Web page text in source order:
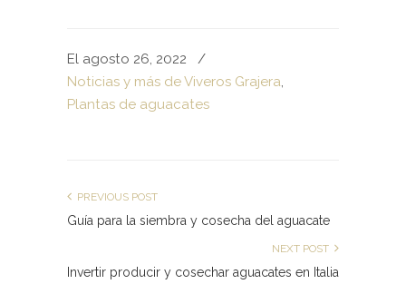
El agosto 26, 2022
/
Noticias y más de Viveros Grajera,
Plantas de aguacates
PREVIOUS POST
Guía para la siembra y cosecha del aguacate
NEXT POST
Invertir producir y cosechar aguacates en Italia